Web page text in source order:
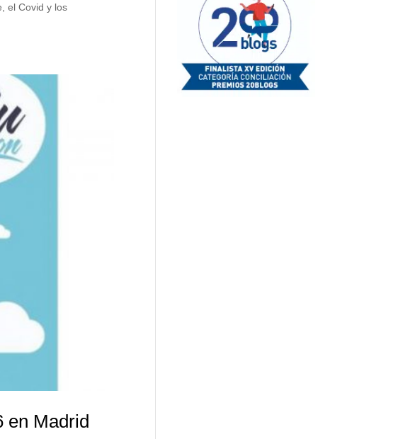
el Covid y los
en Madrid